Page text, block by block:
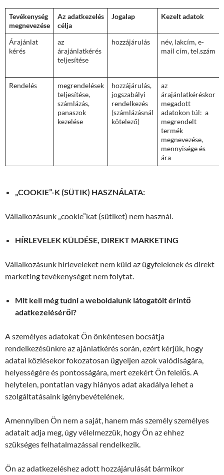
Tevékenység
megnevezése
Az adatkezelés
célja
Jogalap Kezelt adatok
Árajánlat
kérés
az
árajánlatkérés
teljesítése
hozzájárulás
név, lakcím, e-
mail cím, tel.szám
Rendelés
megrendelések
teljesítése,
számlázás,
panaszok
kezelése
hozzájárulás,
jogszabályi
rendelkezés
(számlázásnál
kötelező)
az
árajánlatkéréskor
megadott
adatokon túl: a
megrendelt
termék
megnevezése,
mennyisége és
ára
„COOKIE”-K (SÜTIK) HASZNÁLATA:
Vállalkozásunk „cookie”kat (sütiket) nem használ.
HÍRLEVELEK KÜLDÉSE, DIREKT MARKETING
Vállalkozásunk hírleveleket nem küld az ügyfeleknek és direkt
marketing tevékenységet nem folytat.
Mit kell még tudni a weboldalunk látogatóit érintő
adatkezeléséről?
A személyes adatokat Ön önkéntesen bocsátja
rendelkezésünkre az ajánlatkérés során, ezért kérjük, hogy
adatai közlésekor fokozatosan ügyeljen azok valódiságára,
helyességére és pontosságára, mert ezekért Ön felelős. A
helytelen, pontatlan vagy hiányos adat akadálya lehet a
szolgáltatásaink igénybevételének.
Amennyiben Ön nem a saját, hanem más személy személyes
adatait adja meg, úgy vélelmezzük, hogy Ön az ehhez
szükséges felhatalmazással rendelkezik.
Ön az adatkezeléshez adott hozzájárulását bármikor